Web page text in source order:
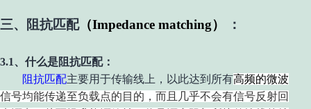
三、阻抗匹配（Impedance matching） ：
3.1、什么是阻抗匹配：
阻抗匹配主要用于传输线上，以此达到所有高频的微波
信号均能传递至负载点的目的，而且几乎不会有信号反射回